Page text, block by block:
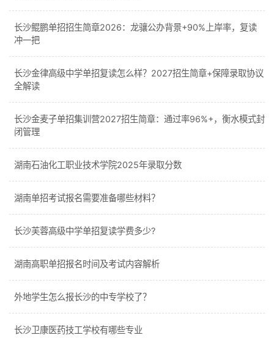
长沙鲲鹏单招招生简章2026：龙骧公办背景+90%上岸率，复读
冲一把
长沙金律高级中学单招复读怎么样？2027招生简章+保障录取协议
全解读
长沙金麦子单招集训营2027招生简章：通过率96%+，衡水模式封
闭管理
湖南石油化工职业技术学院2025年录取分数
湖南单招考试报名需要准备哪些材料？
长沙芙蓉高级中学单招复读学费多少?
湖南高职单招报名时间及考试内容解析
外地学生怎么报长沙的中专学校了？
长沙卫康医药技工学校有哪些专业